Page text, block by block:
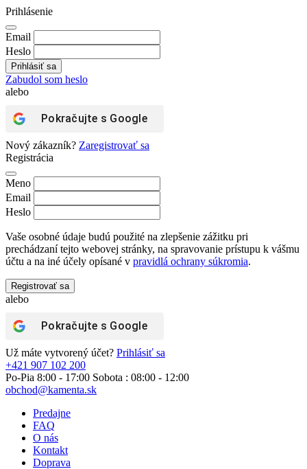
Prihlásenie
Email
Heslo
Zabudol som heslo
alebo
Pokračujte s Google
Nový zákazník? Zaregistrovať sa
Registrácia
Meno
Email
Heslo
Vaše osobné údaje budú použité na zlepšenie zážitku pri
prechádzaní tejto webovej stránky, na spravovanie prístupu k vášmu
účtu a na iné účely opísané v pravidlá ochrany súkromia.
Registrovať sa
alebo
Pokračujte s Google
Už máte vytvorený účet? Prihlásiť sa
+421 907 102 200
Po-Pia 8:00 - 17:00 Sobota : 08:00 - 12:00
obchod@kamenta.sk
Predajne
FAQ
O nás
Kontakt
Doprava